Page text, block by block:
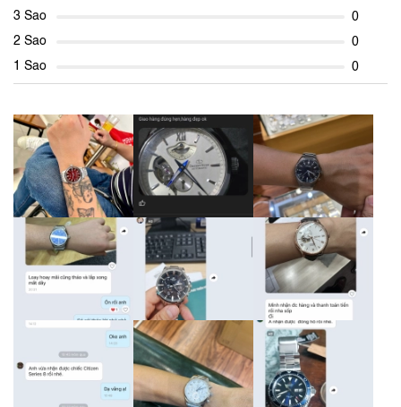
3 Sao
0
2 Sao
0
1 Sao
0